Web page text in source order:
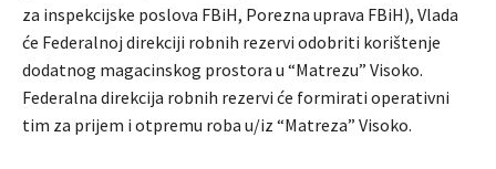
za inspekcijske poslova FBiH, Porezna uprava FBiH), Vlada
će Federalnoj direkciji robnih rezervi odobriti korištenje
dodatnog magacinskog prostora u “Matrezu” Visoko.
Federalna direkcija robnih rezervi će formirati operativni
tim za prijem i otpremu roba u/iz “Matreza” Visoko.